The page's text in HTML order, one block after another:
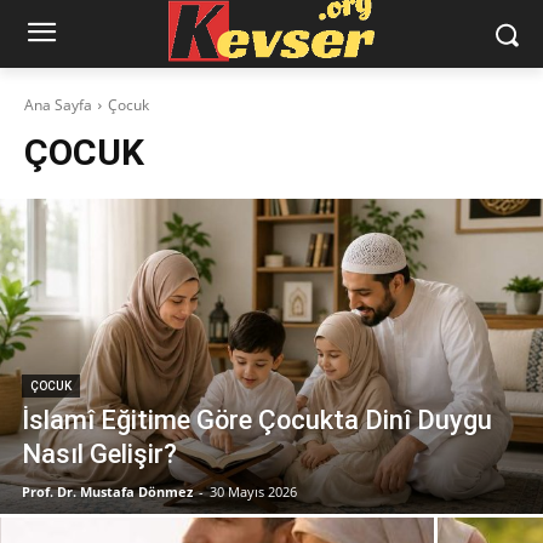
Ana Sayfa Çocuk
ÇOCUK
ÇOCUK
İslamî Eğitime Göre Çocukta Dinî Duygu
Nasıl Gelişir?
Prof. Dr. Mustafa Dönmez - 30 Mayıs 2026